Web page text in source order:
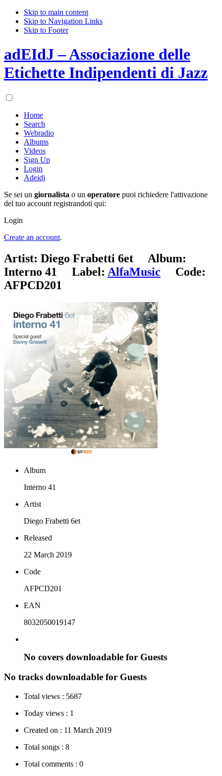
Skip to main content
Skip to Navigation Links
Skip to Footer
adEIdJ – Associazione delle
Etichette Indipendenti di Jazz
Home
Search
Webradio
Albums
Videos
Sign Up
Login
Adeidj
Se sei un giornalista o un operatore puoi richiedere l'attivazione
del tuo account registrandoti qui:
Login
Create an account.
Artist: Diego Frabetti 6et Album:
Interno 41 Label: AlfaMusic Code:
AFPCD201
Album
Interno 41
Artist
Diego Frabetti 6et
Released
22 March 2019
Code
AFPCD201
EAN
8032050019147
No covers downloadable for Guests
No tracks downloadable for Guests
Total views : 5687
Today views : 1
Created on : 11 March 2019
Total songs : 8
Total comments : 0